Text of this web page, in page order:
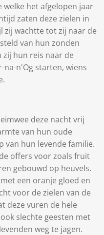
welke het afgelopen jaar
zaten deze zielen in
zij wachtte tot zij naar de
van hun zonden
hun reis naar de
na-n'Og starten, wiens
deze nacht vrij
van hun oude
van hun levende familie.
offers voor zoals fruit
gebouwd op heuvels.
een oranje gloed en
voor de zielen van de
deze vuren de hele
slechte geesten met
weg te jagen.